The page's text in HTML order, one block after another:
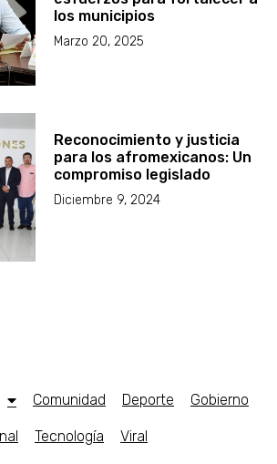
los municipios
Marzo 20, 2025
Reconocimiento y justicia
para los afromexicanos: Un
compromiso legislado
Diciembre 9, 2024
Comunidad Deporte Gobierno
Tecnología Viral